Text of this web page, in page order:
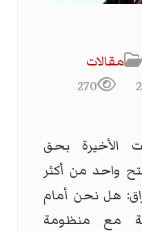
مقالات
270
الأخيرة بحق
واحد من أكثر
هل نحن أمام
مع منظومة